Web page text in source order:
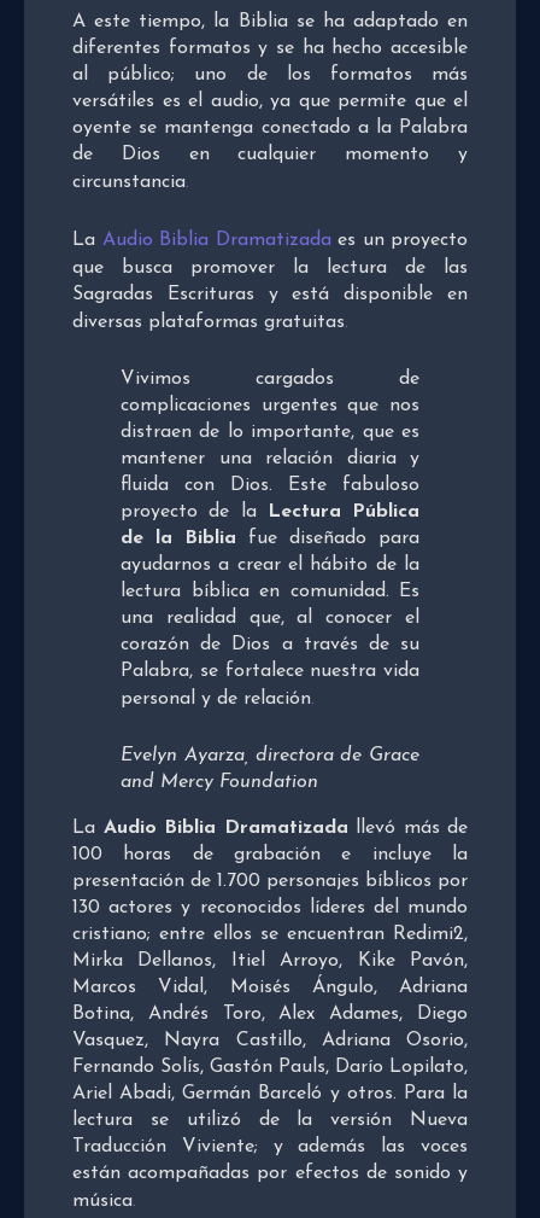
A este tiempo, la Biblia se ha adaptado en
diferentes formatos y se ha hecho accesible
al público; uno de los formatos más
versátiles es el audio, ya que permite que el
oyente se mantenga conectado a la Palabra
de Dios en cualquier momento y
circunstancia.
La Audio Biblia Dramatizada es un proyecto
que busca promover la lectura de las
Sagradas Escrituras y está disponible en
diversas plataformas gratuitas.
Vivimos cargados de
complicaciones urgentes que nos
distraen de lo importante, que es
mantener una relación diaria y
fluida con Dios. Este fabuloso
proyecto de la
Lectura Pública
de la Biblia fue diseñado para
ayudarnos a crear el hábito de la
lectura bíblica en comunidad. Es
una realidad que, al conocer el
corazón de Dios a través de su
Palabra, se fortalece nuestra vida
personal y de relación.
Evelyn Ayarza, directora de Grace
and Mercy Foundation
La Audio Biblia Dramatizada llevó más de
100 horas de grabación e incluye la
presentación de 1.700 personajes bíblicos por
130 actores y reconocidos líderes del mundo
cristiano; entre ellos se encuentran Redimi2,
Mirka Dellanos, Itiel Arroyo, Kike Pavón,
Marcos Vidal, Moisés Ángulo, Adriana
Botina, Andrés Toro, Alex Adames, Diego
Vasquez, Nayra Castillo, Adriana Osorio,
Fernando Solís, Gastón Pauls, Darío Lopilato,
Ariel Abadi, Germán Barceló y otros. Para la
lectura se utilizó de la versión Nueva
Traducción Viviente; y además las voces
están acompañadas por efectos de sonido y
música.